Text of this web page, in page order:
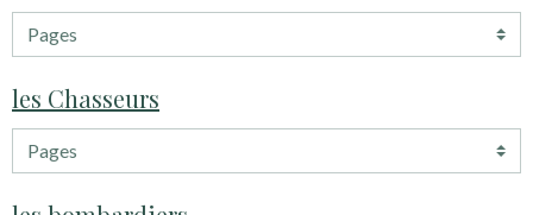
les Chasseurs